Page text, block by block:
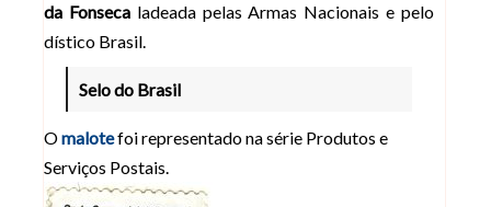
da Fonsecaladeada pelas Armas Nacionais e pelo
dístico Brasil.
Selo do Brasil
Omalotefoi representado na série Produtos e
Serviços Postais.